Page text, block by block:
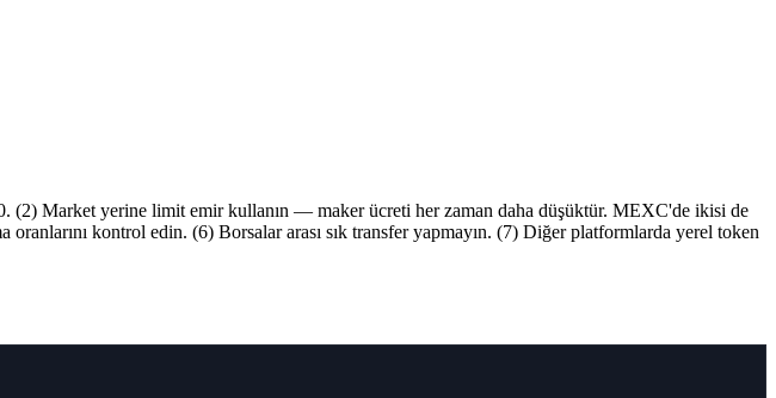
Market yerine limit emir kullanın — maker ücreti her zaman daha düşüktür. MEXC'de ikisi de
kontrol edin. (6) Borsalar arası sık transfer yapmayın. (7) Diğer platformlarda yerel token